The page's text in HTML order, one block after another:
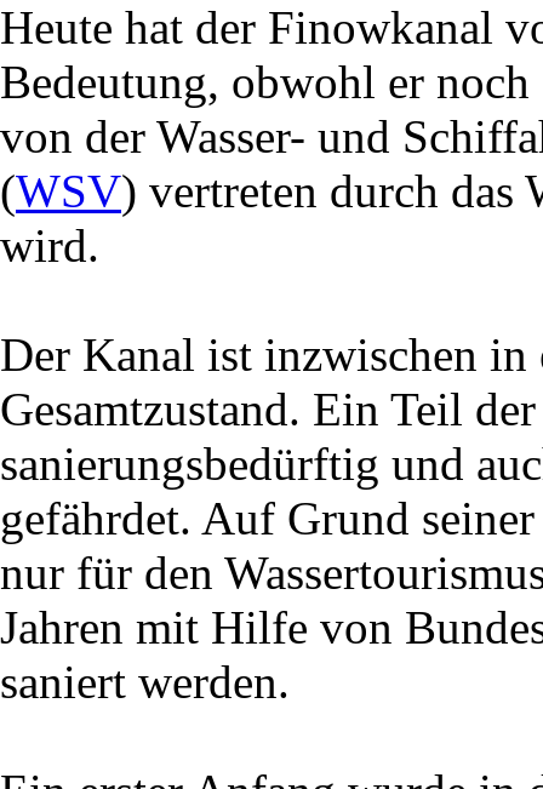
Heute hat der Finowkanal
Bedeutung, obwohl er
von der Wasser- und
(WSV) vertreten durch das
wird.
Der Kanal ist inzwischen in
Gesamtzustand. Ein Teil
sanierungsbedürftig und
gefährdet. Auf Grund
nur für den
Jahren mit Hilfe von
saniert werden.